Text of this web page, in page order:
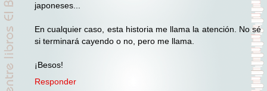
japoneses...
En cualquier caso, esta historia me llama la atención. No sé
si terminará cayendo o no, pero me llama.
¡Besos!
Responder